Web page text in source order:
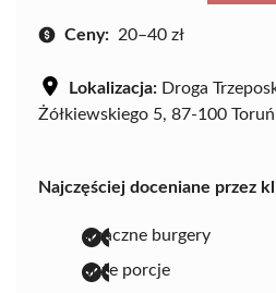
Ceny: 20–40 zł
Lokalizacja: Droga
Żółkiewskiego 5, 87-100 Toruń
Najczęściej doceniane przez
smaczne burgery
duże porcje